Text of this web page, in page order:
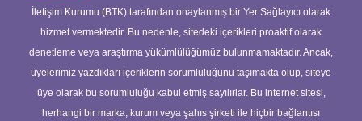
İletişim Kurumu (BTK) tarafından onaylanmış bir Yer Sağlayıcı olarak
hizmet vermektedir. Bu nedenle, sitedeki içerikleri proaktif olarak
denetleme veya araştırma yükümlülüğümüz bulunmamaktadır. Ancak,
üyelerimiz yazdıkları içeriklerin sorumluluğunu taşımakta olup, siteye
üye olarak bu sorumluluğu kabul etmiş sayılırlar. Bu internet sitesi,
herhangi bir marka, kurum veya şahıs şirketi ile hiçbir bağlantısı